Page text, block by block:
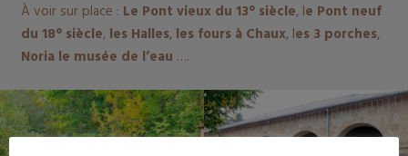
À voir sur place : Le Pont vieux du 13° siècle, le Pont neuf
du 18° siècle, les Halles,les fours à Chaux, les 3 porches,
Noria le musée de l’eau ….